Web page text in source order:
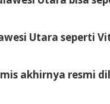
Utara
akhirnya resmi